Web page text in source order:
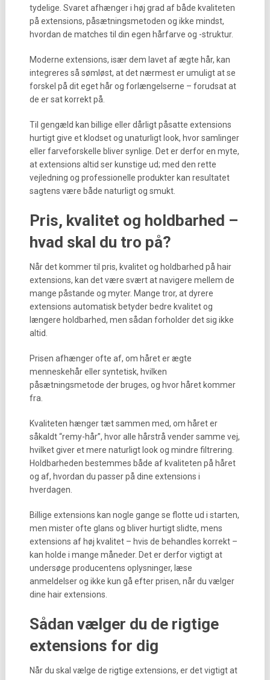
tydelige. Svaret afhænger i høj grad af både kvaliteten
på extensions, påsætningsmetoden og ikke mindst,
hvordan de matches til din egen hårfarve og -struktur.
Moderne extensions, især dem lavet af ægte hår, kan
integreres så sømløst, at det nærmest er umuligt at se
forskel på dit eget hår og forlængelserne – forudsat at
de er sat korrekt på.
Til gengæld kan billige eller dårligt påsatte extensions
hurtigt give et klodset og unaturligt look, hvor samlinger
eller farveforskelle bliver synlige. Det er derfor en myte,
at extensions altid ser kunstige ud; med den rette
vejledning og professionelle produkter kan resultatet
sagtens være både naturligt og smukt.
Pris, kvalitet og holdbarhed –
hvad skal du tro på?
Når det kommer til pris, kvalitet og holdbarhed på hair
extensions, kan det være svært at navigere mellem de
mange påstande og myter. Mange tror, at dyrere
extensions automatisk betyder bedre kvalitet og
længere holdbarhed, men sådan forholder det sig ikke
altid.
Prisen afhænger ofte af, om håret er ægte
menneskehår eller syntetisk, hvilken
påsætningsmetode der bruges, og hvor håret kommer
fra.
Kvaliteten hænger tæt sammen med, om håret er
såkaldt “remy-hår”, hvor alle hårstrå vender samme vej,
hvilket giver et mere naturligt look og mindre filtrering.
Holdbarheden bestemmes både af kvaliteten på håret
og af, hvordan du passer på dine extensions i
hverdagen.
Billige extensions kan nogle gange se flotte ud i starten,
men mister ofte glans og bliver hurtigt slidte, mens
extensions af høj kvalitet – hvis de behandles korrekt –
kan holde i mange måneder. Det er derfor vigtigt at
undersøge producentens oplysninger, læse
anmeldelser og ikke kun gå efter prisen, når du vælger
dine hair extensions.
Sådan vælger du de rigtige
extensions for dig
Når du skal vælge de rigtige extensions, er det vigtigt at